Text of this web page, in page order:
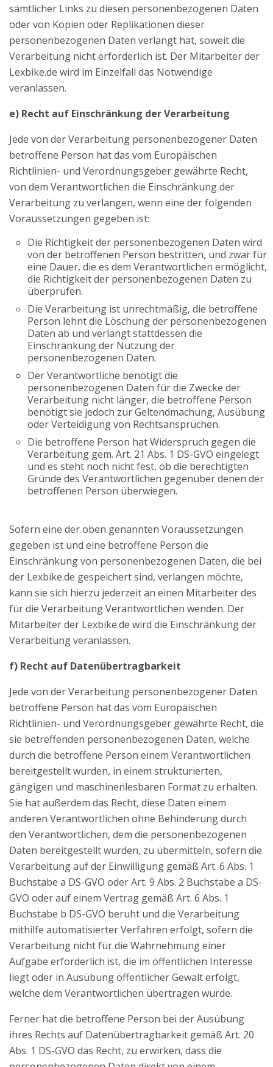
sämtlicher Links zu diesen personenbezogenen Daten
oder von Kopien oder Replikationen dieser
personenbezogenen Daten verlangt hat, soweit die
Verarbeitung nicht erforderlich ist. Der Mitarbeiter der
Lexbike.de wird im Einzelfall das Notwendige
veranlassen.
e) Recht auf Einschränkung der Verarbeitung
Jede von der Verarbeitung personenbezogener Daten
betroffene Person hat das vom Europäischen
Richtlinien- und Verordnungsgeber gewährte Recht,
von dem Verantwortlichen die Einschränkung der
Verarbeitung zu verlangen, wenn eine der folgenden
Voraussetzungen gegeben ist:
Die Richtigkeit der personenbezogenen Daten wird
von der betroffenen Person bestritten, und zwar für
eine Dauer, die es dem Verantwortlichen ermöglicht,
die Richtigkeit der personenbezogenen Daten zu
überprüfen.
Die Verarbeitung ist unrechtmäßig, die betroffene
Person lehnt die Löschung der personenbezogenen
Daten ab und verlangt stattdessen die
Einschränkung der Nutzung der
personenbezogenen Daten.
Der Verantwortliche benötigt die
personenbezogenen Daten für die Zwecke der
Verarbeitung nicht länger, die betroffene Person
benötigt sie jedoch zur Geltendmachung, Ausübung
oder Verteidigung von Rechtsansprüchen.
Die betroffene Person hat Widerspruch gegen die
Verarbeitung gem. Art. 21 Abs. 1 DS-GVO eingelegt
und es steht noch nicht fest, ob die berechtigten
Gründe des Verantwortlichen gegenüber denen der
betroffenen Person überwiegen.
Sofern eine der oben genannten Voraussetzungen
gegeben ist und eine betroffene Person die
Einschränkung von personenbezogenen Daten, die bei
der Lexbike.de gespeichert sind, verlangen möchte,
kann sie sich hierzu jederzeit an einen Mitarbeiter des
für die Verarbeitung Verantwortlichen wenden. Der
Mitarbeiter der Lexbike.de wird die Einschränkung der
Verarbeitung veranlassen.
f) Recht auf Datenübertragbarkeit
Jede von der Verarbeitung personenbezogener Daten
betroffene Person hat das vom Europäischen
Richtlinien- und Verordnungsgeber gewährte Recht, die
sie betreffenden personenbezogenen Daten, welche
durch die betroffene Person einem Verantwortlichen
bereitgestellt wurden, in einem strukturierten,
gängigen und maschinenlesbaren Format zu erhalten.
Sie hat außerdem das Recht, diese Daten einem
anderen Verantwortlichen ohne Behinderung durch
den Verantwortlichen, dem die personenbezogenen
Daten bereitgestellt wurden, zu übermitteln, sofern die
Verarbeitung auf der Einwilligung gemäß Art. 6 Abs. 1
Buchstabe a DS-GVO oder Art. 9 Abs. 2 Buchstabe a DS-
GVO oder auf einem Vertrag gemäß Art. 6 Abs. 1
Buchstabe b DS-GVO beruht und die Verarbeitung
mithilfe automatisierter Verfahren erfolgt, sofern die
Verarbeitung nicht für die Wahrnehmung einer
Aufgabe erforderlich ist, die im öffentlichen Interesse
liegt oder in Ausübung öffentlicher Gewalt erfolgt,
welche dem Verantwortlichen übertragen wurde.
Ferner hat die betroffene Person bei der Ausübung
ihres Rechts auf Datenübertragbarkeit gemäß Art. 20
Abs. 1 DS-GVO das Recht, zu erwirken, dass die